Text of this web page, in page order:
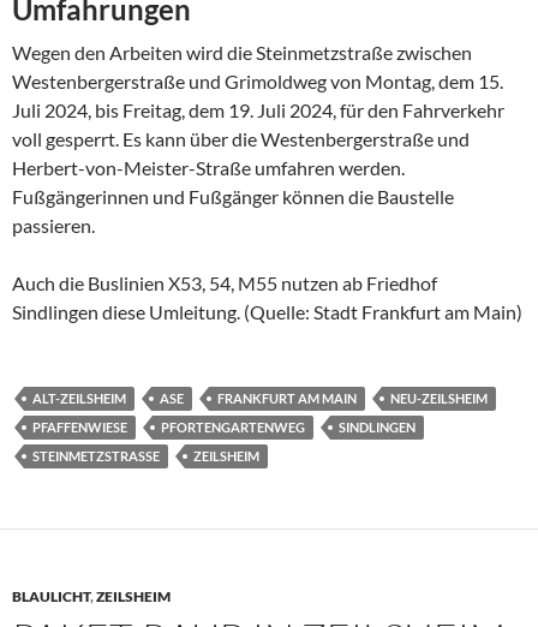
Umfahrungen
Wegen den Arbeiten wird die Steinmetzstraße zwischen
Westenbergerstraße und Grimoldweg von Montag, dem 15.
Juli 2024, bis Freitag, dem 19. Juli 2024, für den Fahrverkehr
voll gesperrt. Es kann über die Westenbergerstraße und
Herbert-von-Meister-Straße umfahren werden.
Fußgängerinnen und Fußgänger können die Baustelle
passieren.
Auch die Buslinien X53, 54, M55 nutzen ab Friedhof
Sindlingen diese Umleitung. (Quelle: Stadt Frankfurt am Main)
ALT-ZEILSHEIM ASE FRANKFURT AM MAIN
NEU-ZEILSHEIM
PFAFFENWIESE
PFORTENGARTENWEG
SINDLINGEN
STEINMETZSTRASSE
ZEILSHEIM
BLAULICHT,ZEILSHEIM